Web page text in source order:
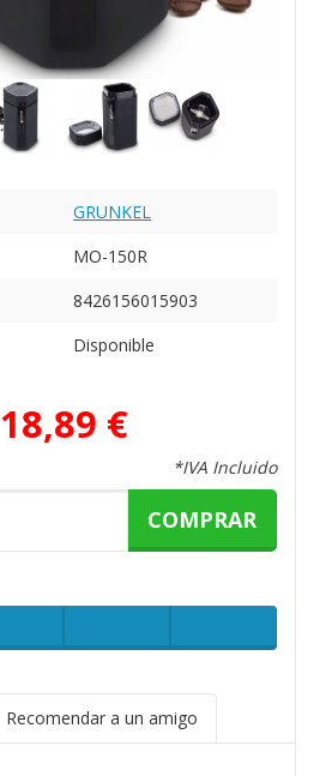
GRUNKEL
MO-150R
8426156015903
Disponible
18,89 €
*IVA Incluido
COMPRAR
Recomendar a un amigo